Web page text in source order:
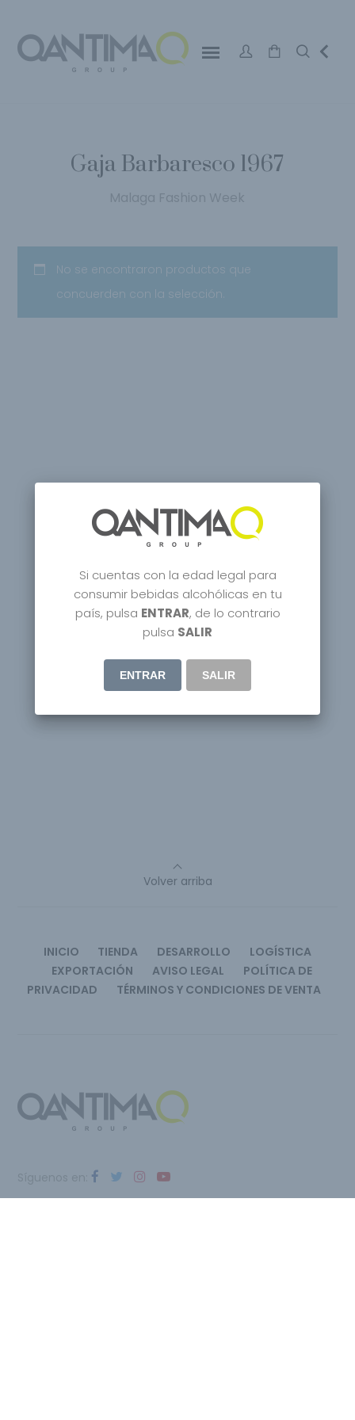
Gaja Barbaresco 1967
Malaga Fashion Week
No se encontraron productos que
concuerden con la selección.
Volver arriba
INICIO TIENDA DESARROLLO
LOGÍSTICA
EXPORTACIÓN
AVISO LEGAL
POLÍTICA DE
PRIVACIDAD
TÉRMINOS Y CONDICIONES DE VENTA
Si cuentas con la edad legal para
consumir bebidas alcohólicas en tu
país, pulsa ENTRAR, de lo contrario
pulsa SALIR
ENTRAR SALIR